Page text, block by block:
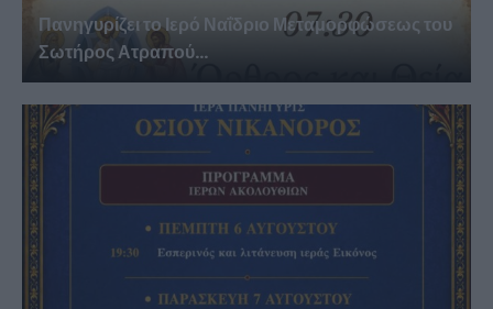
Πανηγυρίζει το Ιερό Ναΐδριο Μεταμορφώσεως του
Σωτήρος Ατραπού...